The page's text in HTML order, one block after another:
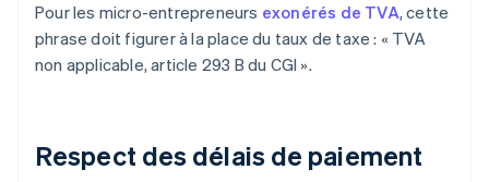
Pour les micro-entrepreneurs exonérés de TVA, cette
phrase doit figurer à la place du taux de taxe : « TVA
non applicable, article 293 B du CGI ».
Respect des délais de paiement